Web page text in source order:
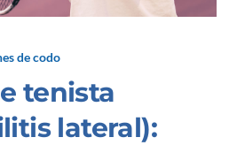
de codo
tenista
lateral):